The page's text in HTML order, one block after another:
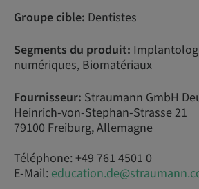
Groupe cible: Dentistes
Segments du produit:
numériques, Biomatériaux
Fournisseur: Straumann GmbH
Heinrich-von-Stephan-Strasse 21
79100 Freiburg, Allemagne
Téléphone: +49 761 4501 0
E-Mail: